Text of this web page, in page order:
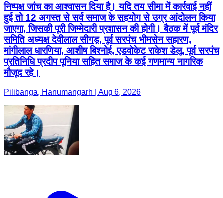
निष्पक्ष जांच का आश्वासन दिया है। यदि तय सीमा में कार्रवाई नहीं
हुई तो 12 अगस्त से सर्व समाज के सहयोग से उग्र आंदोलन किया
जाएगा, जिसकी पूरी जिम्मेदारी प्रशासन की होगी। बैठक में पूर्व मंदिर
समिति अध्यक्ष देवीलाल सीगड़, पूर्व सरपंच भीमसेन सहारण,
मांगीलाल धारणिया, आशीष बिश्नोई, एडवोकेट राकेश डेलू, पूर्व सरपंच
प्रतिनिधि प्रदीप पूनिया सहित समाज के कई गणमान्य नागरिक
मौजूद रहे।
Pilibanga, Hanumangarh | Aug 6, 2026